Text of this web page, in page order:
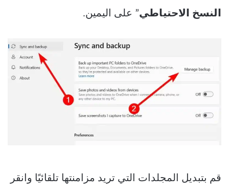
النسخ الاحتياطي” على اليمين.
قم بتبديل المجلدات التي تريد مزامنتها تلقائيًا وانقر